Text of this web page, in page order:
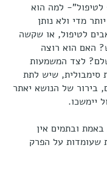
לטיפול"- למה הוא
מדי ולא נותן
לטיפול, או שקשה
האם הוא רוצה
לצד המשמעות
סימבולית, שיש לתת
בירור של הנושא יאתר
יימשכו.
ובתמים אין
שעומדות על הפרק